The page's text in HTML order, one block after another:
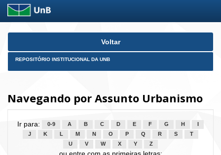
Skip
Voltar
REPOSITÓRIO INSTITUCIONAL DA UNB
Navegando por Assunto Urbanismo
Ir para: 0-9 A B C D E F G H
J
K L M N O P Q R S
T
U
V W X Y Z
ou entre com as primeiras letras: